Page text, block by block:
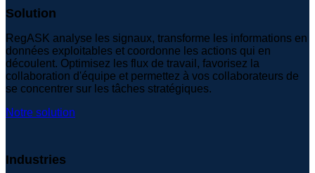
Solution
RegASK analyse les signaux, transforme les informations en
données exploitables et coordonne les actions qui en
découlent. Optimisez les flux de travail, favorisez la
collaboration d'équipe et permettez à vos collaborateurs de
se concentrer sur les tâches stratégiques.
Notre solution
Industries